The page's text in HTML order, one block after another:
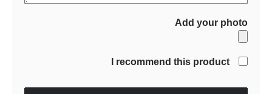
Add your photo
I recommend this product